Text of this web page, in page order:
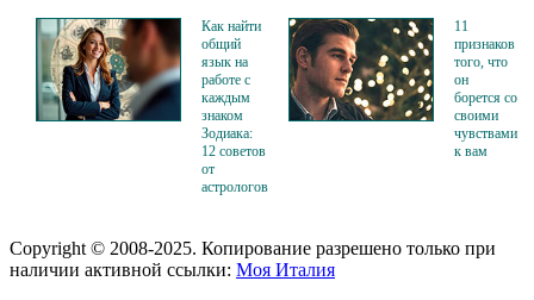
Как найти
общий
язык на
работе с
каждым
знаком
Зодиака:
12 советов
от
астрологов
11
признаков
того, что
он
борется со
своими
чувствами
к вам
Copyright © 2008-2025. Копирование разрешено только при
наличии активной ссылки: Моя Италия